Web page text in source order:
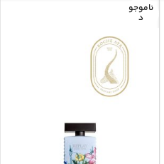
ناموجو
د